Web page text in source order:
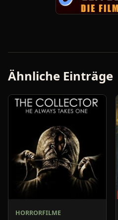
Ähnliche Einträge
HORRORFILME